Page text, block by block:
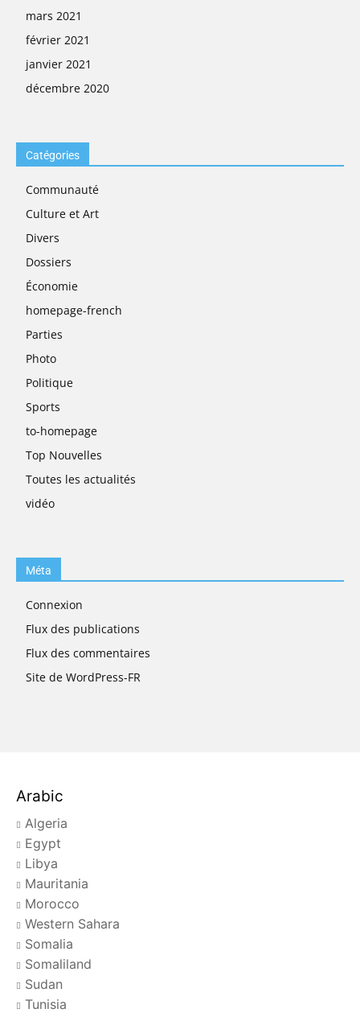
mars 2021
février 2021
janvier 2021
décembre 2020
Catégories
Communauté
Culture et Art
Divers
Dossiers
Économie
homepage-french
Parties
Photo
Politique
Sports
to-homepage
Top Nouvelles
Toutes les actualités
vidéo
Méta
Connexion
Flux des publications
Flux des commentaires
Site de WordPress-FR
Arabic
Algeria
Egypt
Libya
Mauritania
Morocco
Western Sahara
Somalia
Somaliland
Sudan
Tunisia